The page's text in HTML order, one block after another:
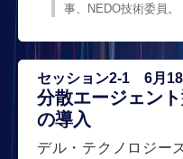
事、NEDO技術委員。
セッション2-1 6月
分散エージェン
の導入
デル・テクノロジー